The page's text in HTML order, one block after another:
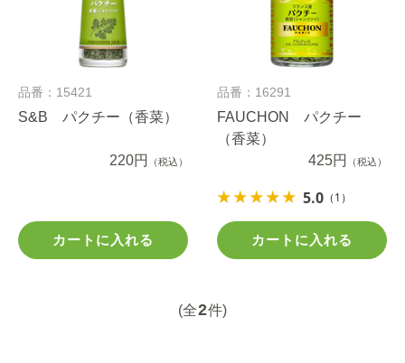
品番：15421
S&B パクチー（香菜）
220円 （税込）
カートに入れる
品番：16291
FAUCHON パクチー
（香菜）
425円
（税込）
5.0 （1）
カートに入れる
(全2件)